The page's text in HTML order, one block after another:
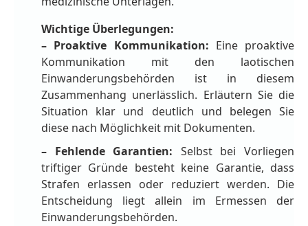
Wichtige Überlegungen:
– Proaktive Kommunikation: Eine proaktive
Kommunikation mit den laotischen
Einwanderungsbehörden ist in diesem
Zusammenhang unerlässlich. Erläutern Sie die
Situation klar und deutlich und belegen Sie
diese nach Möglichkeit mit Dokumenten.
– Fehlende Garantien: Selbst bei Vorliegen
triftiger Gründe besteht keine Garantie, dass
Strafen erlassen oder reduziert werden. Die
Entscheidung liegt allein im Ermessen der
Einwanderungsbehörden.